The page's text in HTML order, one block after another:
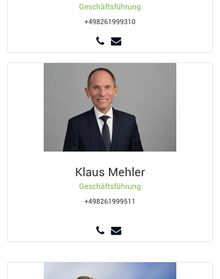
Geschäftsführung
+498261999310
Klaus Mehler
Geschäftsführung
+498261999511